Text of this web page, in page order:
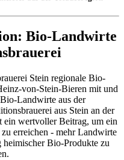
Bio-Landwirte
Stein regionale Bio-
von-Stein-Bieren mit und
Landwirte aus der
aus Stein an der
ein wertvoller Beitrag, um ein
erreichen - mehr Landwirte
Bio-Produkte zu